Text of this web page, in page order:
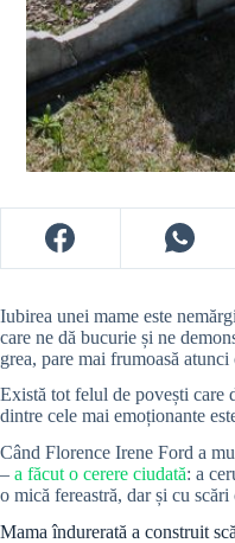
Iubirea unei mame este
care ne dă bucurie și ne
grea, pare mai frumoasă
Există tot felul de povești care
dintre cele mai emoționante
Când Florence Irene Ford a
– a făcut o cerere ciudată: a
o mică fereastră, dar și cu
Mama îndurerată a construit